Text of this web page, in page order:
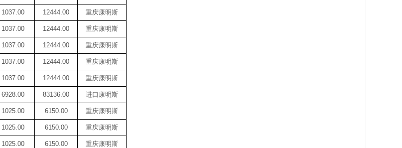
1037.00 12444.00 重庆康明斯
1037.00 12444.00 重庆康明斯
1037.00 12444.00 重庆康明斯
1037.00 12444.00 重庆康明斯
1037.00 12444.00 重庆康明斯
6928.00 83136.00 进口康明斯
1025.00 6150.00 重庆康明斯
1025.00 6150.00 重庆康明斯
1025.00 6150.00 重庆康明斯